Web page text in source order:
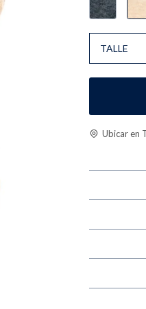
TALLE
Ubicar en